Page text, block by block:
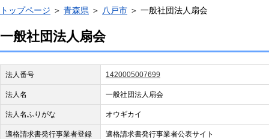
トップページ ＞ 青森県 ＞ 八戸市 ＞ 一般社団法人扇会
一般社団法人扇会
法人番号 1420005007699
法人名 一般社団法人扇会
法人名ふりがな オウギカイ
適格請求書発行事業者登録
適格請求書発行事業者公表サイト